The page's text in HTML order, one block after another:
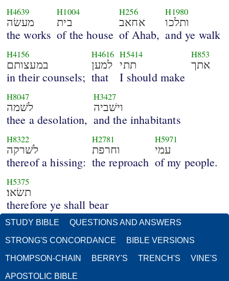
H4639
מעשׂה
the works
H1004
בית
of the house
H256
אחאב
of Ahab,
H1980
ותלכו
and ye walk
H4156
במעצותם
in their counsels;
H4616
למען
that
H5414
תתי
I should make
H853
אתך
H8047
לשׁמה
thee a desolation,
H3427
וישׁביה
and the inhabitants
H8322
לשׁרקה
thereof a hissing:
H2781
וחרפת
the reproach
H5971
עמי
of my people.
H5375
תשׂאו׃
therefore ye shall bear
STUDY BIBLE QUESTIONS AND ANSWERS
STRONG'S CONCORDANCE BIBLE VERSIONS
THOMPSON-CHAIN BERRY'S TRENCH'S VINE'S
APOSTOLIC BIBLE